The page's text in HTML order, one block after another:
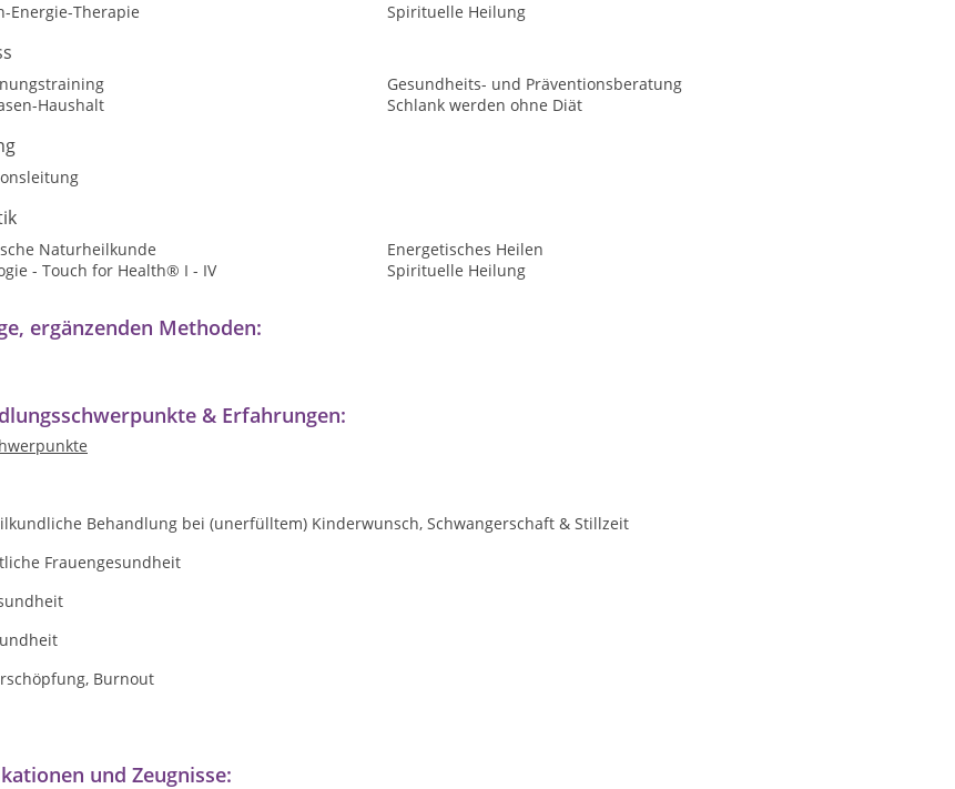
Energie-Therapie Spirituelle Heilung
Gesundheits- und Präventionsberatung
Haushalt
Schlank werden ohne Diät
Naturheilkunde
Energetisches Heilen
- Touch for Health® I - IV
Spirituelle Heilung
ergänzenden Methoden:
& Erfahrungen:
Behandlung bei (unerfülltem) Kinderwunsch, Schwangerschaft & Stillzeit
Frauengesundheit
Burnout
und Zeugnisse: